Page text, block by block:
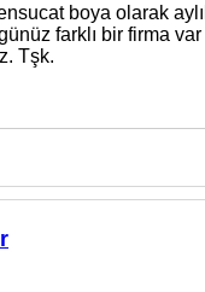
boya olarak
farklı bir firma
Tşk.